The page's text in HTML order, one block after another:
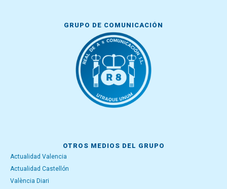
GRUPO DE COMUNICACIÓN
OTROS MEDIOS DEL GRUPO
Actualidad Valencia
Actualidad Castellón
València Diari